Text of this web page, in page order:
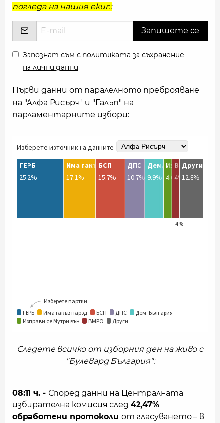
погледа на нашия екип:
Запознат съм с политиката за съхранение
на лични данни
Първи данни от паралелното преброяване
на "Алфа Рисърч" и "Галъп" на
парламентарните избори:
Следете всичко от изборния ден на живо с
"Булевард България":
08:11 ч. - Според данни на Централната
избирателна комисия след 42,47%
обработени протоколи от гласуването – в